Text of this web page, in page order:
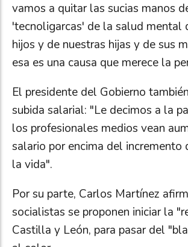
vamos a quitar las sucias manos
'tecnoligarcas' de la salud mental
hijos y de nuestras hijas y de sus
esa es una causa que merece la
El presidente del Gobierno
subida salarial: "Le decimos a la
los profesionales medios vean
salario por encima del incremento
la vida".
Por su parte, Carlos Martínez
socialistas se proponen iniciar la
Castilla y León, para pasar del